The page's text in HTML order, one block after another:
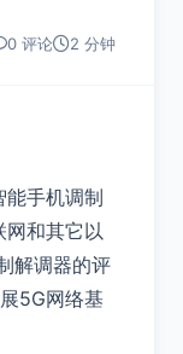
0 评论 2 分钟
能手机调制
网和其它以
解调器的评
5G网络基